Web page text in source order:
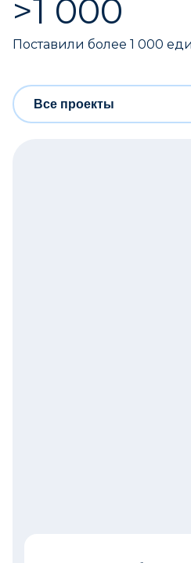
>1 000
Поставили более 1 000
Все проекты